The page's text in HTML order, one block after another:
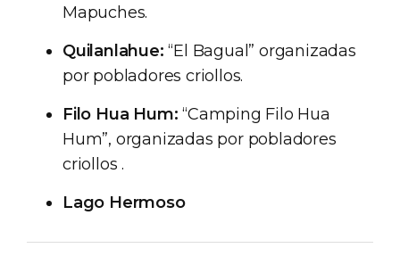
Mapuches.
Quilanlahue: “El Bagual” organizadas
por pobladores criollos.
Filo Hua Hum: “Camping Filo Hua
Hum”, organizadas por pobladores
criollos .
Lago Hermoso